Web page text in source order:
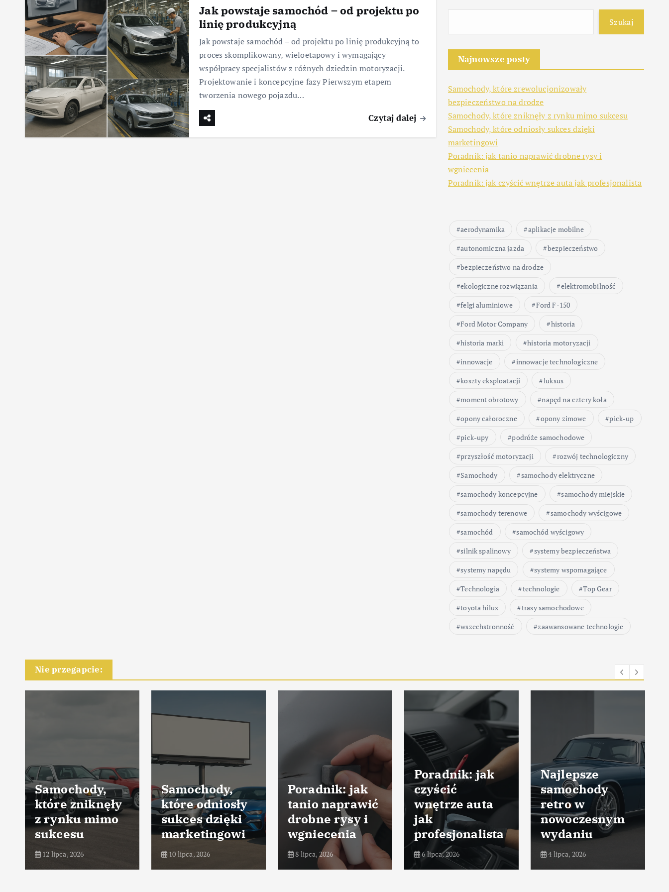
Jak powstaje samochód – od projektu po
linię produkcyjną
Jak powstaje samochód – od projektu po linię produkcyjną to
proces skomplikowany, wieloetapowy i wymagający
współpracy specjalistów z różnych dziedzin motoryzacji.
Projektowanie i koncepcyjne fazy Pierwszym etapem
tworzenia nowego pojazdu…
Czytaj dalej
Szukaj
Najnowsze posty
Samochody, które zrewolucjonizowały
bezpieczeństwo na drodze
Samochody, które zniknęły z rynku mimo sukcesu
Samochody, które odniosły sukces dzięki
marketingowi
Poradnik: jak tanio naprawić drobne rysy i
wgniecenia
Poradnik: jak czyścić wnętrze auta jak profesjonalista
aerodynamika
aplikacje mobilne
autonomiczna jazda
bezpieczeństwo
bezpieczeństwo na drodze
ekologiczne rozwiązania
elektromobilność
felgi aluminiowe
Ford F-150
Ford Motor Company
historia
historia marki
historia motoryzacji
innowacje
innowacje technologiczne
koszty eksploatacji
luksus
moment obrotowy
napęd na cztery koła
opony całoroczne
opony zimowe
pick-up
pick-upy
podróże samochodowe
przyszłość motoryzacji
rozwój technologiczny
Samochody
samochody elektryczne
samochody koncepcyjne
samochody miejskie
samochody terenowe
samochody wyścigowe
samochód
samochód wyścigowy
silnik spalinowy
systemy bezpieczeństwa
systemy napędu
systemy wspomagające
Technologia
technologie
Top Gear
toyota hilux
trasy samochodowe
wszechstronność
zaawansowane technologie
Nie przegapcie:
Samochody,
które zniknęły
z rynku mimo
sukcesu
12 lipca, 2026
Samochody,
które odniosły
sukces dzięki
marketingowi
10 lipca, 2026
Poradnik: jak
tanio naprawić
drobne rysy i
wgniecenia
8 lipca, 2026
Poradnik: jak
czyścić
wnętrze auta
jak
profesjonalista
6 lipca, 2026
Najlepsze
samochody
retro w
nowoczesnym
wydaniu
4 lipca, 2026